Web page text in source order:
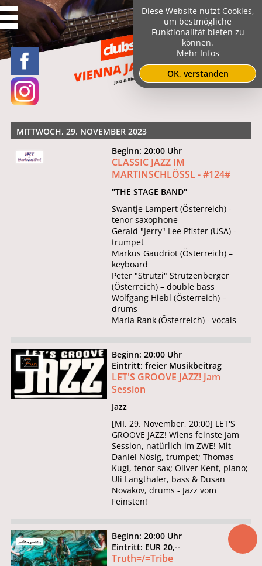
MITTWOCH, 29. NOVEMBER 2023
Beginn: 20:00 Uhr
CLASSIC JAZZ IM
MARTINSCHLÖSSL - #124#
"THE STAGE BAND"
Swantje Lampert (Österreich) -
tenor saxophone
Gerald "Jerry" Lee Pfister (USA) -
trumpet
Markus Gaudriot (Österreich) –
keyboard
Peter "Strutzi" Strutzenberger
(Österreich) – double bass
Wolfgang Hiebl (Österreich) –
drums
Maria Rank (Österreich) - vocals
Beginn: 20:00 Uhr
Eintritt: freier Musikbeitrag
LET'S GROOVE JAZZ! Jam
Session
Jazz
[MI, 29. November, 20:00] LET'S
GROOVE JAZZ! Wiens feinste Jam
Session, natürlich im ZWE! Mit
Daniel Nösig, trumpet; Thomas
Kugi, tenor sax; Oliver Kent, piano;
Uli Langthaler, bass & Dusan
Novakov, drums - Jazz vom
Feinsten!
Beginn: 20:00 Uhr
Eintritt: EUR 20,--
Truth=/=Tribe
Diese Website nutzt Cookies,
um bestmögliche
Funktionalität bieten zu
können.
Mehr Infos
OK, verstanden